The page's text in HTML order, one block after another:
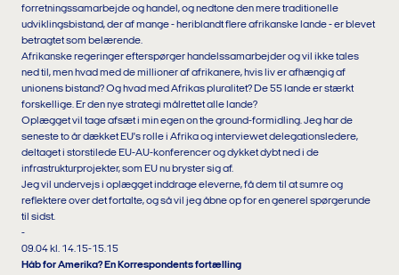
forretningssamarbejde og handel, og nedtone den mere traditionelle
udviklingsbistand, der af mange - heriblandt flere afrikanske lande - er blevet
betragtet som belærende.
Afrikanske regeringer efterspørger handelssamarbejder og vil ikke tales
ned til, men hvad med de millioner af afrikanere, hvis liv er afhængig af
unionens bistand? Og hvad med Afrikas pluralitet? De 55 lande er stærkt
forskellige. Er den nye strategi målrettet alle lande?
Oplægget vil tage afsæt i min egen on the ground-formidling. Jeg har de
seneste to år dækket EU's rolle i Afrika og interviewet delegationsledere,
deltaget i storstilede EU-AU-konferencer og dykket dybt ned i de
infrastrukturprojekter, som EU nu bryster sig af.
Jeg vil undervejs i oplægget inddrage eleverne, få dem til at sumre og
reflektere over det fortalte, og så vil jeg åbne op for en generel spørgerunde
til sidst.
-
09.04 kl. 14.15-15.15
Håb for Amerika? En Korrespondents fortælling